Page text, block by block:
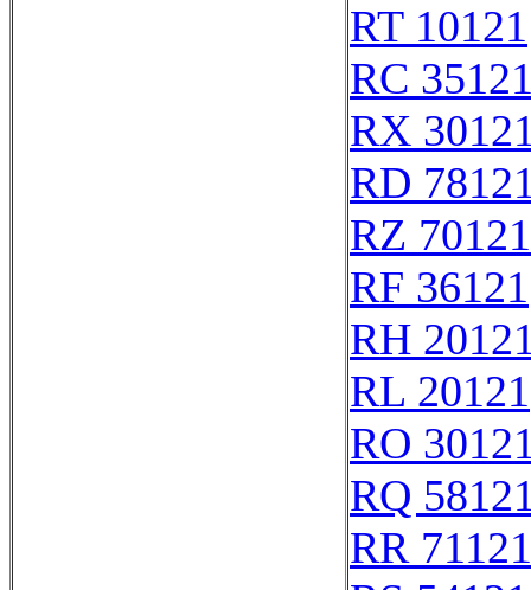
RT 10121
RC
RX
RD
RZ 70121
RF 36121
RH
RL 20121
RO
RQ
RR 71121